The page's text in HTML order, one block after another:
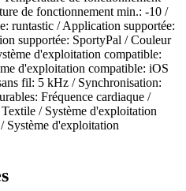
de fonctionnement min.: -10 /
runtastic / Application supportée:
supportée: SportyPal / Couleur
d'exploitation compatible:
d'exploitation compatible: iOS
fil: 5 kHz / Synchronisation:
Fréquence cardiaque /
/ Système d'exploitation
Système d'exploitation